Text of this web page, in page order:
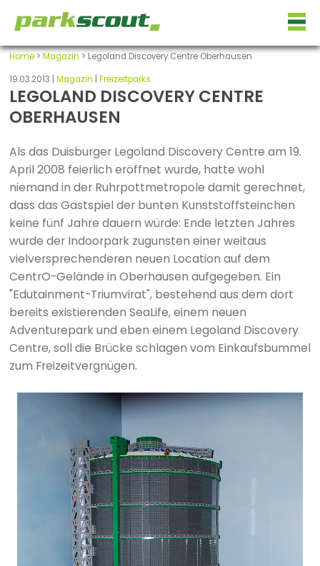
Home> Magazin > Legoland Discovery Centre Oberhausen
19.03.2013 | Magazin Freizeitparks
LEGOLAND DISCOVERY CENTRE
OBERHAUSEN
Als das Duisburger Legoland Discovery Centre am 19.
April 2008 feierlich eröffnet wurde, hatte wohl
niemand in der Ruhrpottmetropole damit gerechnet,
dass das Gastspiel der bunten Kunststoffsteinchen
keine fünf Jahre dauern würde: Ende letzten Jahres
wurde der Indoorpark zugunsten einer weitaus
vielversprechenderen neuen Location auf dem
CentrO-Gelände in Oberhausen aufgegeben. Ein
"Edutainment-Triumvirat", bestehend aus dem dort
bereits existierenden SeaLife, einem neuen
Adventurepark und eben einem Legoland Discovery
Centre, soll die Brücke schlagen vom Einkaufsbummel
zum Freizeitvergnügen.